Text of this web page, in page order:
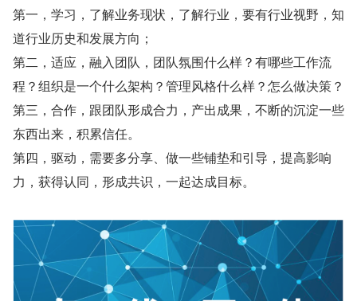
第一，学习，了解业务现状，了解行业，要有行业视野，知
道行业历史和发展方向；
第二，适应，融入团队，团队氛围什么样？有哪些工作流
程？组织是一个什么架构？管理风格什么样？怎么做决策？
第三，合作，跟团队形成合力，产出成果，不断的沉淀一些
东西出来，积累信任。
第四，驱动，需要多分享、做一些铺垫和引导，提高影响
力，获得认同，形成共识，一起达成目标。